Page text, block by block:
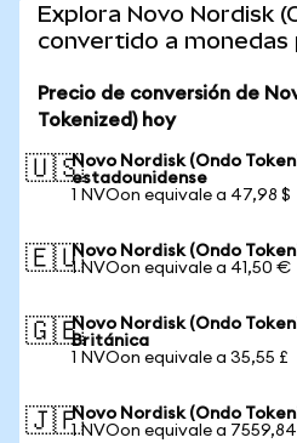
Explora Novo Nordisk
convertido a monedas
Precio de conversión de
Tokenized) hoy
🇺🇸Novo Nordisk (Ondo
estadounidense
1 NVOon equivale a 47,98 $
🇪🇺Novo Nordisk (Ondo
1 NVOon equivale a 41,50 €
🇬🇧Novo Nordisk (Ondo
Británica
1 NVOon equivale a 35,55 £
🇯🇵Novo Nordisk (Ondo
1 NVOon equivale a